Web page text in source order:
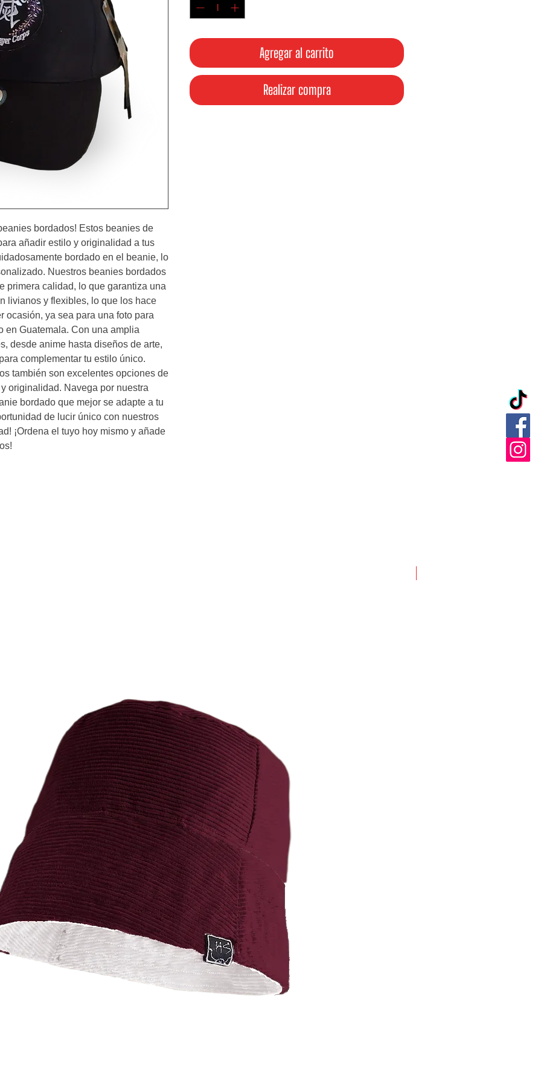
bordados! Estos beanies de
añadir estilo y originalidad a tus
bordado en el beanie, lo
Nuestros beanies bordados
primera calidad, lo que garantiza una
livianos y flexibles, lo que los hace
ocasión, ya sea para una foto para
en Guatemala. Con una amplia
desde anime hasta diseños de arte,
complementar tu estilo único.
también son excelentes opciones de
originalidad. Navega por nuestra
bordado que mejor se adapte a tu
de lucir único con nuestros
¡Ordena el tuyo hoy mismo y añade
Agregar al carrito
Realizar compra